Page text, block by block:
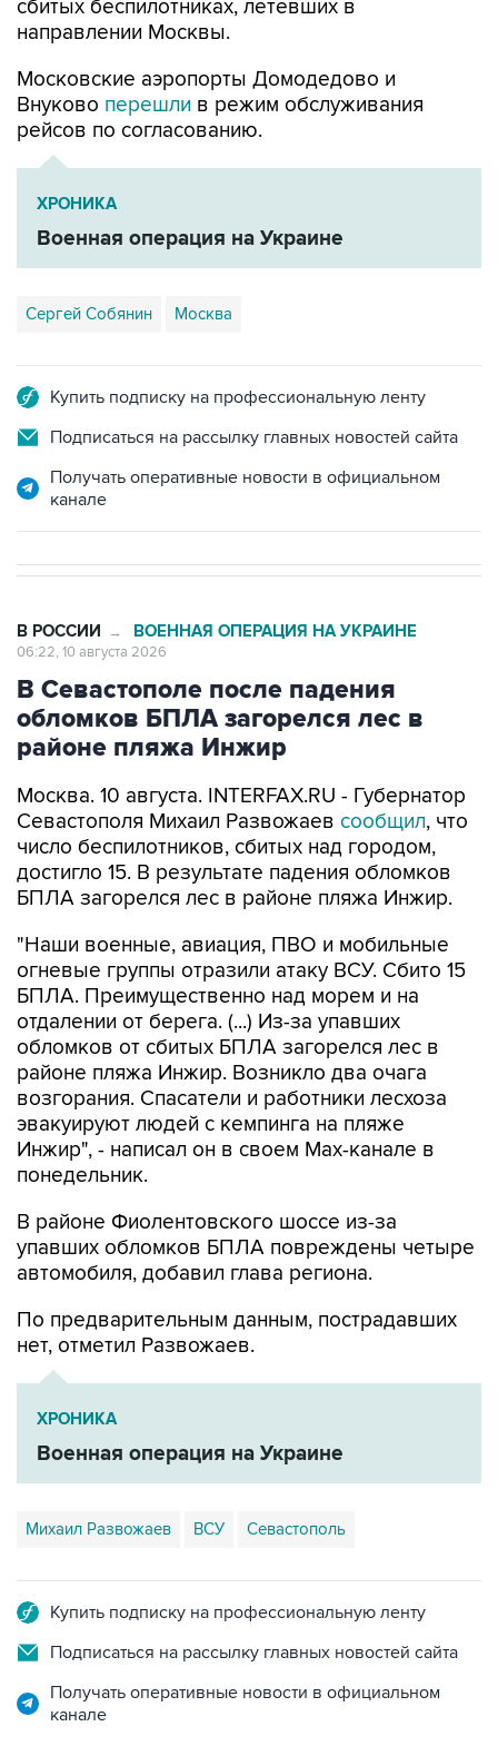
сбитых беспилотниках, летевших в
направлении Москвы.
Московские аэропорты Домодедово и
Внуково перешли в режим обслуживания
рейсов по согласованию.
ХРОНИКА
Военная операция на Украине
Сергей Собянин Москва
Купить подписку на профессиональную ленту
Подписаться на рассылку главных новостей сайта
Получать оперативные новости в официальном
канале
В РОССИИ → ВОЕННАЯ ОПЕРАЦИЯ НА УКРАИНЕ
06:22, 10 августа 2026
В Севастополе после падения
обломков БПЛА загорелся лес в
районе пляжа Инжир
Москва. 10 августа. INTERFAX.RU - Губернатор
Севастополя Михаил Развожаев сообщил, что
число беспилотников, сбитых над городом,
достигло 15. В результате падения обломков
БПЛА загорелся лес в районе пляжа Инжир.
"Наши военные, авиация, ПВО и мобильные
огневые группы отразили атаку ВСУ. Сбито 15
БПЛА. Преимущественно над морем и на
отдалении от берега. (...) Из-за упавших
обломков от сбитых БПЛА загорелся лес в
районе пляжа Инжир. Возникло два очага
возгорания. Спасатели и работники лесхоза
эвакуируют людей с кемпинга на пляже
Инжир", - написал он в своем Мах-канале в
понедельник.
В районе Фиолентовского шоссе из-за
упавших обломков БПЛА повреждены четыре
автомобиля, добавил глава региона.
По предварительным данным, пострадавших
нет, отметил Развожаев.
ХРОНИКА
Военная операция на Украине
Михаил Развожаев ВСУ Севастополь
Купить подписку на профессиональную ленту
Подписаться на рассылку главных новостей сайта
Получать оперативные новости в официальном
канале